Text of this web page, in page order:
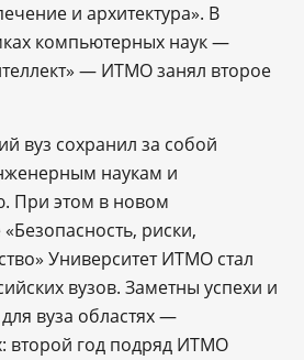
и архитектура». В
компьютерных наук —
— ИТМО занял второе
вуз сохранил за собой
наукам и
При этом в новом
риски,
Университет ИТМО стал
вузов. Заметны успехи и
вуза областях —
второй год подряд ИТМО